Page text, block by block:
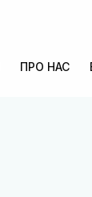
ПРО НАС